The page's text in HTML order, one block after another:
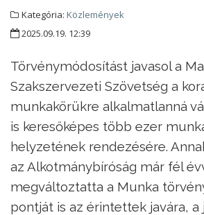
Kategória: Közlemények
2025.09.19. 12:39
Törvénymódosítást javasol a
Szakszervezeti Szövetség a
munkakörükre alkalmatlanná
is keresőképes több ezer
helyzetének rendezésére.
az Alkotmánybíróság már fél
megváltoztatta a Munka
pontját is az érintettek javára, a